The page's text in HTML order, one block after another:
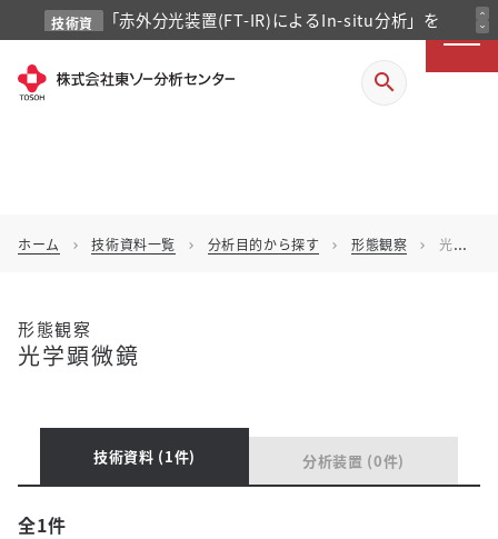
技術資
料
「赤外分光装置(FT-IR)によるIn-situ分析」を
掲載しました
expand_less
expand_more
search
ホーム chevron_right 技術資料一覧 chevron_right 分析目的から探す chevron_right 形態観察 chevron_right 光学顕微鏡
形態観察
光学顕微鏡
技術資料 (1件) 分析装置 (0件)
全1件